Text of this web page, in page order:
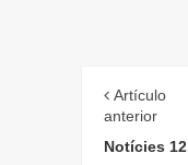
Artículo
anterior
Notícies 12